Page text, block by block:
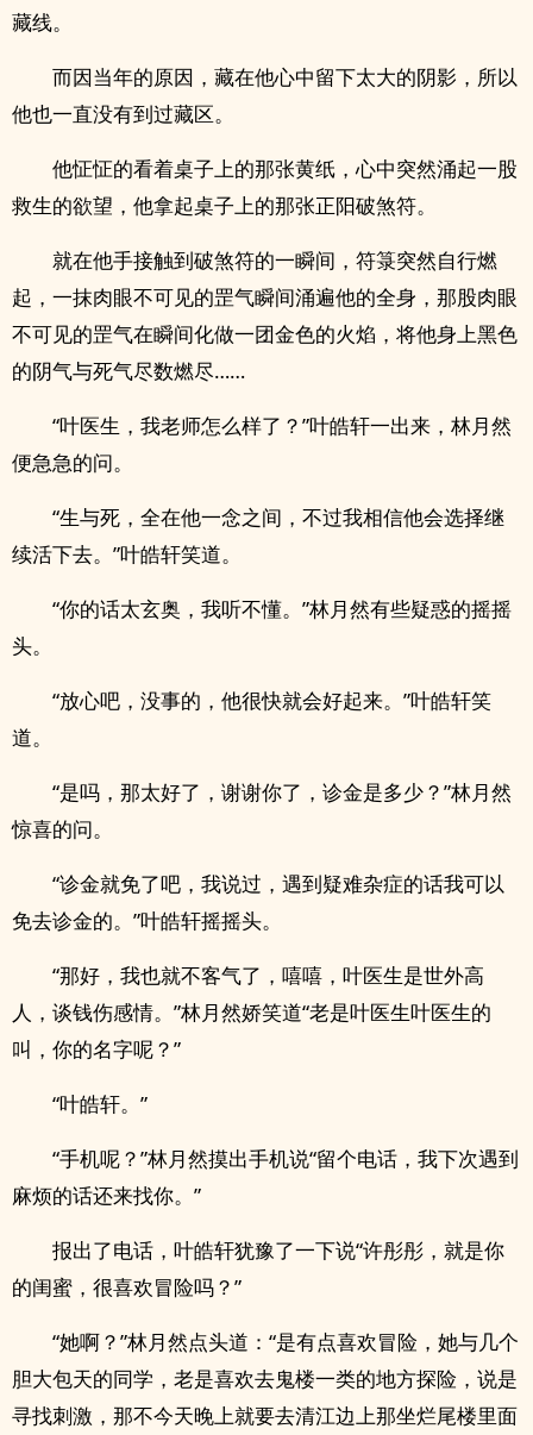
藏线。
而因当年的原因，藏在他心中留下太大的阴影，所以
他也一直没有到过藏区。
他怔怔的看着桌子上的那张黄纸，心中突然涌起一股
救生的欲望，他拿起桌子上的那张正阳破煞符。
就在他手接触到破煞符的一瞬间，符箓突然自行燃
起，一抹肉眼不可见的罡气瞬间涌遍他的全身，那股肉眼
不可见的罡气在瞬间化做一团金色的火焰，将他身上黑色
的阴气与死气尽数燃尽……
“叶医生，我老师怎么样了？”叶皓轩一出来，林月然
便急急的问。
“生与死，全在他一念之间，不过我相信他会选择继
续活下去。”叶皓轩笑道。
“你的话太玄奥，我听不懂。”林月然有些疑惑的摇摇
头。
“放心吧，没事的，他很快就会好起来。”叶皓轩笑
道。
“是吗，那太好了，谢谢你了，诊金是多少？”林月然
惊喜的问。
“诊金就免了吧，我说过，遇到疑难杂症的话我可以
免去诊金的。”叶皓轩摇摇头。
“那好，我也就不客气了，嘻嘻，叶医生是世外高
人，谈钱伤感情。”林月然娇笑道“老是叶医生叶医生的
叫，你的名字呢？”
“叶皓轩。”
“手机呢？”林月然摸出手机说“留个电话，我下次遇到
麻烦的话还来找你。”
报出了电话，叶皓轩犹豫了一下说“许彤彤，就是你
的闺蜜，很喜欢冒险吗？”
“她啊？”林月然点头道：“是有点喜欢冒险，她与几个
胆大包天的同学，老是喜欢去鬼楼一类的地方探险，说是
寻找刺激，那不今天晚上就要去清江边上那坐烂尾楼里面